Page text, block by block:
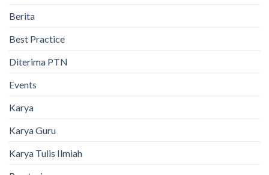
Berita
Best Practice
Diterima PTN
Events
Karya
Karya Guru
Karya Tulis Ilmiah